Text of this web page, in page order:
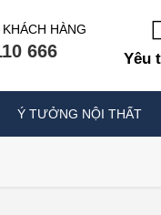
HÀNG
666 Yêu
Ý TƯỞNG NỘI THẤT